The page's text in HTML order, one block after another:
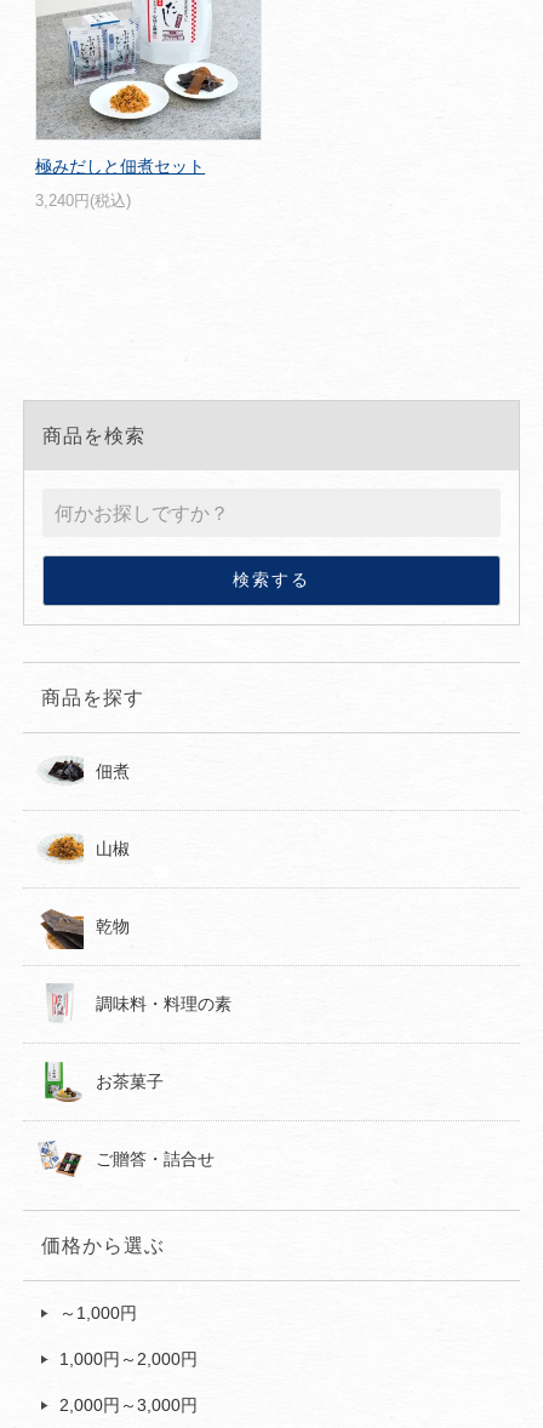
極みだしと佃煮セット
3,240円(税込)
商品を検索
商品を探す
佃煮
山椒
乾物
調味料・料理の素
お茶菓子
ご贈答・詰合せ
価格から選ぶ
～1,000円
1,000円～2,000円
2,000円～3,000円